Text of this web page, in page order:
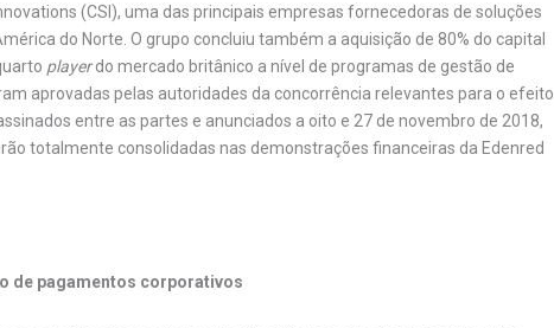
(CSI), uma das principais empresas fornecedoras de soluções
do Norte. O grupo concluiu também a aquisição de 80% do capital
playerdo mercado britânico a nível de programas de gestão de
aprovadas pelas autoridades da concorrência relevantes para o efeito
entre as partes e anunciados a oito e 27 de novembro de 2018,
totalmente consolidadas nas demonstrações financeiras da Edenred
de pagamentos corporativos